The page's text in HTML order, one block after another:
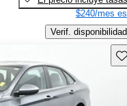
$240/mes
Verif. disponibilidad